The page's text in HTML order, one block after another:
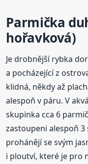
Parmička
hořavková)
Je drobnější rybka
a pocházející z
klidná, někdy až
alespoň v páru. V
skupinka cca 6
zastoupeni alespoň 3
prohánějí se svým
i ploutví, které je pro